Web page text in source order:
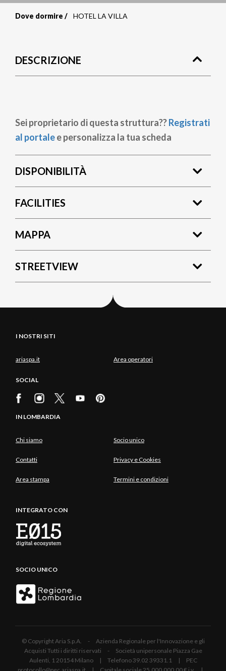
pane
Dove dormire HOTEL LA VILLA
DESCRIZIONE
Sei proprietario di questa struttura??Registrati
al portalee personalizza la tua scheda
DISPONIBILITÀ
FACILITIES
MAPPA
STREETVIEW
I NOSTRI SITI
ariaspa.it Area operatori
SOCIAL
IN LOMBARDIA
Chi siamo Socio unico
Contatti Privacy e Cookies
Area stampa Termini e condizioni
INTEGRATO CON
SOCIO UNICO
© Copyright Aria S.p.A. - Azienda Regionale per l'Innovazione e gli
Acquisti Tutti i diritti riservati - Società unipersonale Piazza Gae
Aulenti, 1 20154 Milano | Telefono 39.02 39331.1 | PEC